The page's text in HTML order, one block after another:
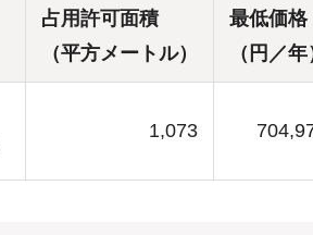
占用許可面積
（平方メートル）
最低価格
（円／年
1,073